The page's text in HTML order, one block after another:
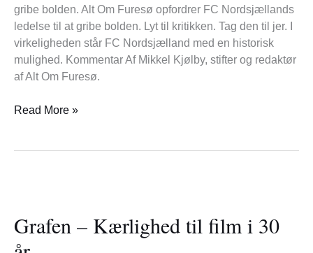
gribe bolden. Alt Om Furesø opfordrer FC Nordsjællands
ledelse til at gribe bolden. Lyt til kritikken. Tag den til jer. I
virkeligheden står FC Nordsjælland med en historisk
mulighed. Kommentar Af Mikkel Kjølby, stifter og redaktør
af Alt Om Furesø.
mulighed
Read More »
Grafen – Kærlighed til film i 30
Kærlighed
til